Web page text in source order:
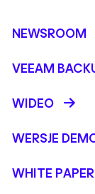
NEWSROOM
VEEAM
WIDEO
WERSJE
WHITE